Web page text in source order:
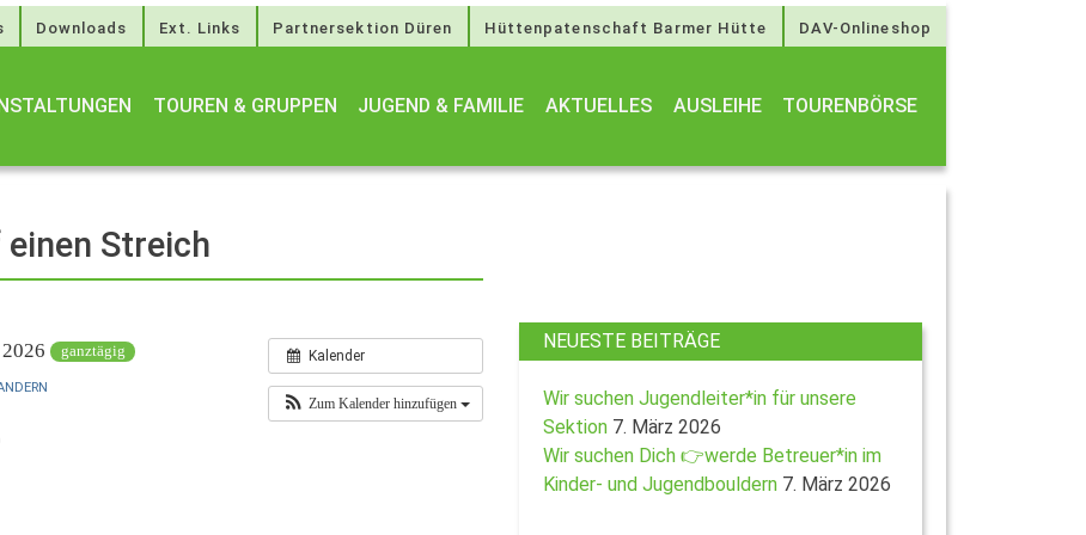
Downloads Ext. Links Partnersektion Düren Hüttenpatenschaft Barmer Hütte DAV-Onlineshop
TOUREN & GRUPPEN JUGEND & FAMILIE AKTUELLES AUSLEIHE TOURENBÖRSE
Streich
Kalender
Zum Kalender hinzufügen
ganztägig NEUESTE BEITRÄGE
Wir suchen Jugendleiter*in für unsere
Sektion 7. März 2026
Wir suchen Dich 👉werde Betreuer*in im
Kinder- und Jugendbouldern 7. März 2026